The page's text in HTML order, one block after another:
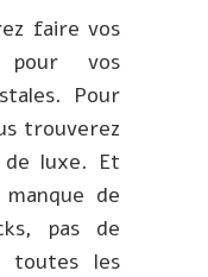
faire vos
pour vos
Pour
trouverez
de luxe. Et
de
pas de
toutes les